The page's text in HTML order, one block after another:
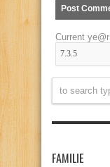
Current ye@r
FAMILIE